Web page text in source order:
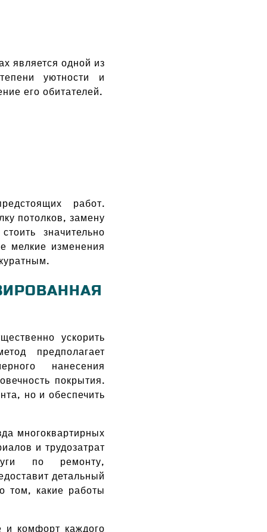
является одной из
уютности и
его обитателей.
работ.
потолков, замену
значительно
мелкие изменения
ускорить
предполагает
нанесения
покрытия.
но и обеспечить
многоквартирных
и трудозатрат
по ремонту,
детальный
том, какие работы
и комфорт каждого